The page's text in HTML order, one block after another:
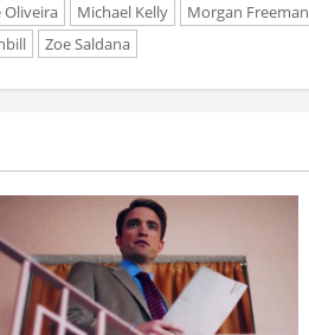
Oliveira Michael Kelly Morgan Freeman
Zoe Saldana